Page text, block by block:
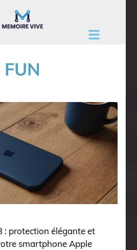
FUN
: protection élégante et
smartphone Apple